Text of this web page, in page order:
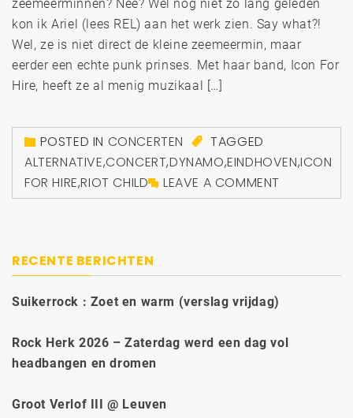
zeemeerminnen? Nee? Wel nog niet zo lang geleden
kon ik Ariel (lees REL) aan het werk zien. Say what?!
Wel, ze is niet direct de kleine zeemeermin, maar
eerder een echte punk prinses. Met haar band, Icon For
Hire, heeft ze al menig muzikaal […]
POSTED IN CONCERTEN
TAGGED
ALTERNATIVE,CONCERT,DYNAMO,EINDHOVEN,ICON
FOR HIRE,RIOT CHILD LEAVE A COMMENT
RECENTE BERICHTEN
Suikerrock : Zoet en warm (verslag vrijdag)
Rock Herk 2026 – Zaterdag werd een dag vol
headbangen en dromen
Groot Verlof III @ Leuven